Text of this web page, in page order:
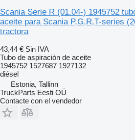
Scania Serie R (01.04-) 1945752
aceite para Scania P,G,R,T-series
tractora
43,44 € Sin IVA
Tubo de aspiración de aceite
1945752 1527687 1927132
diésel
Estonia, Tallinn
TruckParts Eesti OÜ
Contacte con el vendedor